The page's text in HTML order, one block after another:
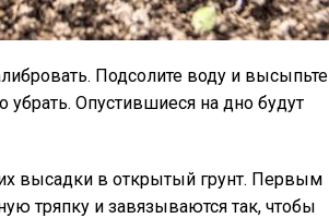
Подсолите воду и высыпьте
убрать. Опустившиеся на дно будут
высадки в открытый грунт. Первым
тряпку и завязываются так, чтобы